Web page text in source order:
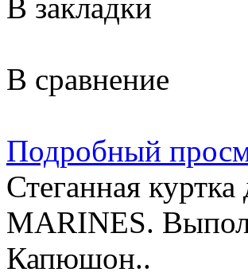
В закладки
В сравнение
Подробный
Стеганная
MARINES.
Капюшон..